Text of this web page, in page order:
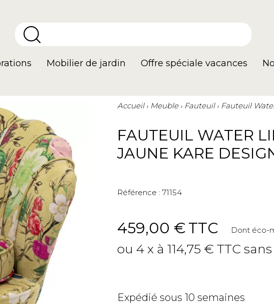
Mobilier de jardin Offre spéciale vacances
Accueil Meuble Fauteuil Fauteuil
FAUTEUIL WATER
JAUNE KARE
Référence : 71154
459,00 €TTC Dont éco-
ou 4 x à 114,75 € TTC
Expédié sous 10 semaines